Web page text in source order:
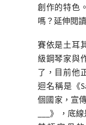
創作的特色
嗎？延伸閱讀
賽依是土耳
級鋼琴家與
了，目前他
迴名稱是《
個國家，宣
___》 ，底